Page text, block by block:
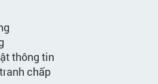
thông tin
chấp